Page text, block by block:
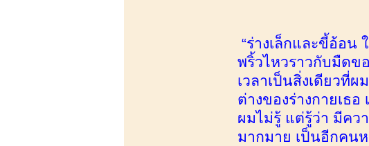
“ร่างเล็กและขี้อ้อน
พริ้วไหวราวกับมืดข
เวลาเป็นสิ่งเดียวที่
ต่างของร่างกายเธ
ผมไม่รู้ แต่รู้ว่า มีคว
มากมาย เป็นอีกคน